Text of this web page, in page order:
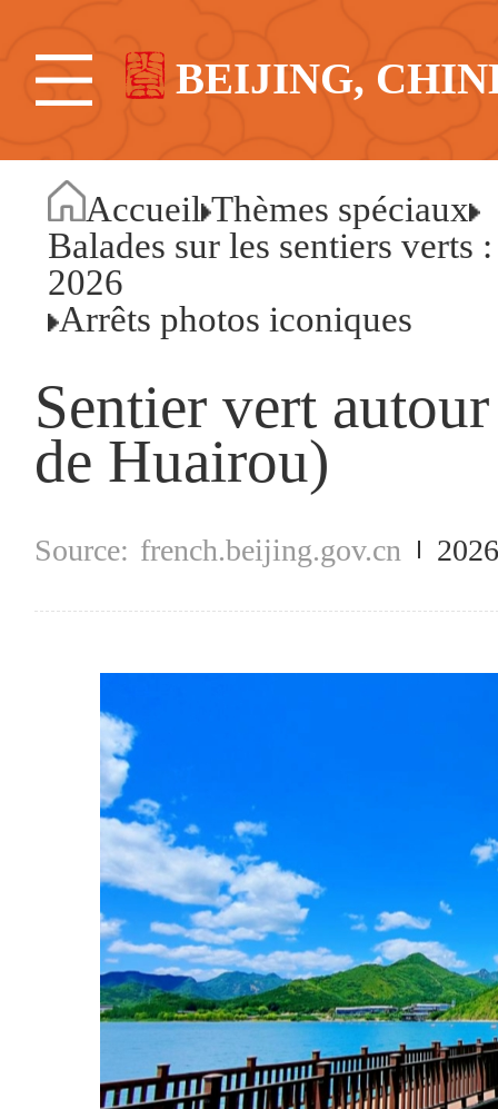
BEIJING,
Accueil Thèmes spéciaux
Balades sur les sentiers
2026
Arrêts photos iconiques
Sentier vert
de Huairou)
french.beijing.gov.cn